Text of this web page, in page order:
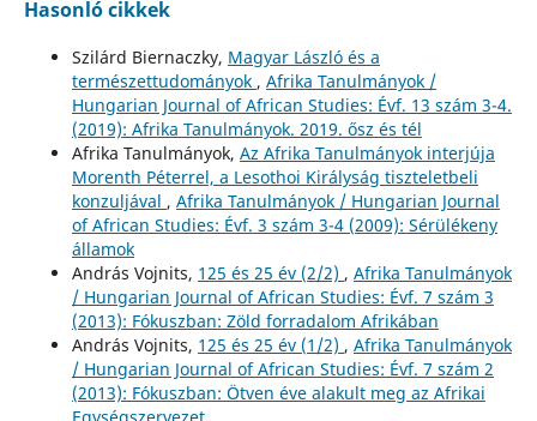
Hasonló cikkek
Szilárd Biernaczky, Magyar László és a
természettudományok , Afrika Tanulmányok /
Hungarian Journal of African Studies: Évf. 13 szám 3-4.
(2019): Afrika Tanulmányok. 2019. ősz és tél
Afrika Tanulmányok, Az Afrika Tanulmányok interjúja
Morenth Péterrel, a Lesothoi Királyság tiszteletbeli
konzuljával , Afrika Tanulmányok / Hungarian Journal
of African Studies: Évf. 3 szám 3-4 (2009): Sérülékeny
államok
András Vojnits, 125 és 25 év (2/2) , Afrika Tanulmányok
/ Hungarian Journal of African Studies: Évf. 7 szám 3
(2013): Fókuszban: Zöld forradalom Afrikában
András Vojnits, 125 és 25 év (1/2) , Afrika Tanulmányok
/ Hungarian Journal of African Studies: Évf. 7 szám 2
(2013): Fókuszban: Ötven éve alakult meg az Afrikai